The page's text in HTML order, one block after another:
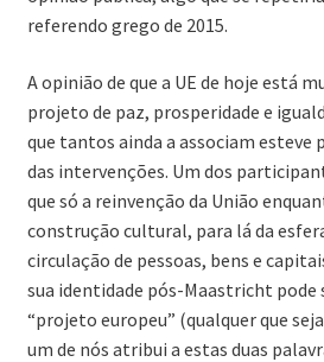
referendo grego de 2015.
A opinião de que a UE de hoje está
projeto de paz, prosperidade e
que tantos ainda a associam esteve
das intervenções. Um dos
que só a reinvenção da União
construção cultural, para lá da
circulação de pessoas, bens e
sua identidade pós-Maastricht pode
“projeto europeu” (qualquer que
um de nós atribui a estas duas